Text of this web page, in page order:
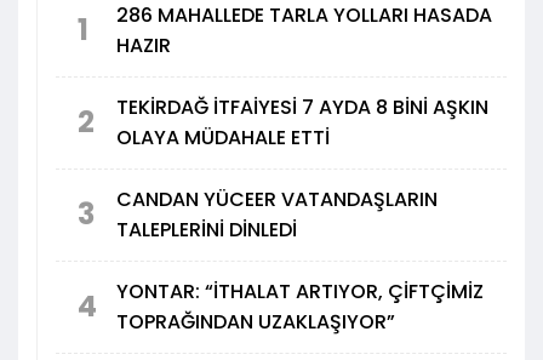
1
286 MAHALLEDE TARLA YOLLARI HASADA
HAZIR
2
TEKİRDAĞ İTFAİYESİ 7 AYDA 8 BİNİ AŞKIN
OLAYA MÜDAHALE ETTİ
3
CANDAN YÜCEER VATANDAŞLARIN
TALEPLERİNİ DİNLEDİ
4
YONTAR: “İTHALAT ARTIYOR, ÇİFTÇİMİZ
TOPRAĞINDAN UZAKLAŞIYOR”